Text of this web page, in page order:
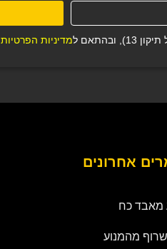
מדיניות הפרטיות
אחרונים
מאבד כח
מהמנוע